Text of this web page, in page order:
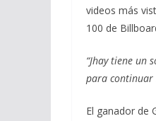
videos más
100 de
“Jhay tiene un
para continuar
El ganador de